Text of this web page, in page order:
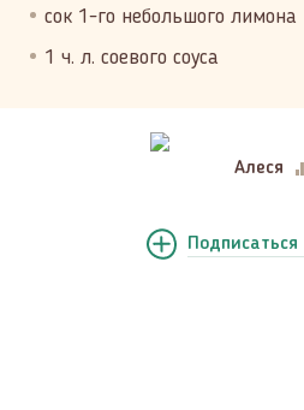
сок 1-го небольшого лимона
1 ч. л. соевого соуса
Алеся
Подписаться